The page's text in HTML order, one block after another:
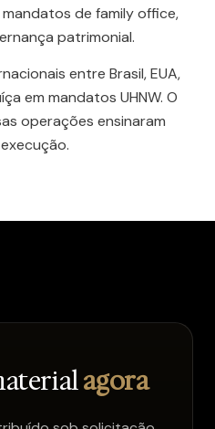
de family office,
patrimonial.
entre Brasil, EUA,
em mandatos UHNW. O
operações ensinaram
agora